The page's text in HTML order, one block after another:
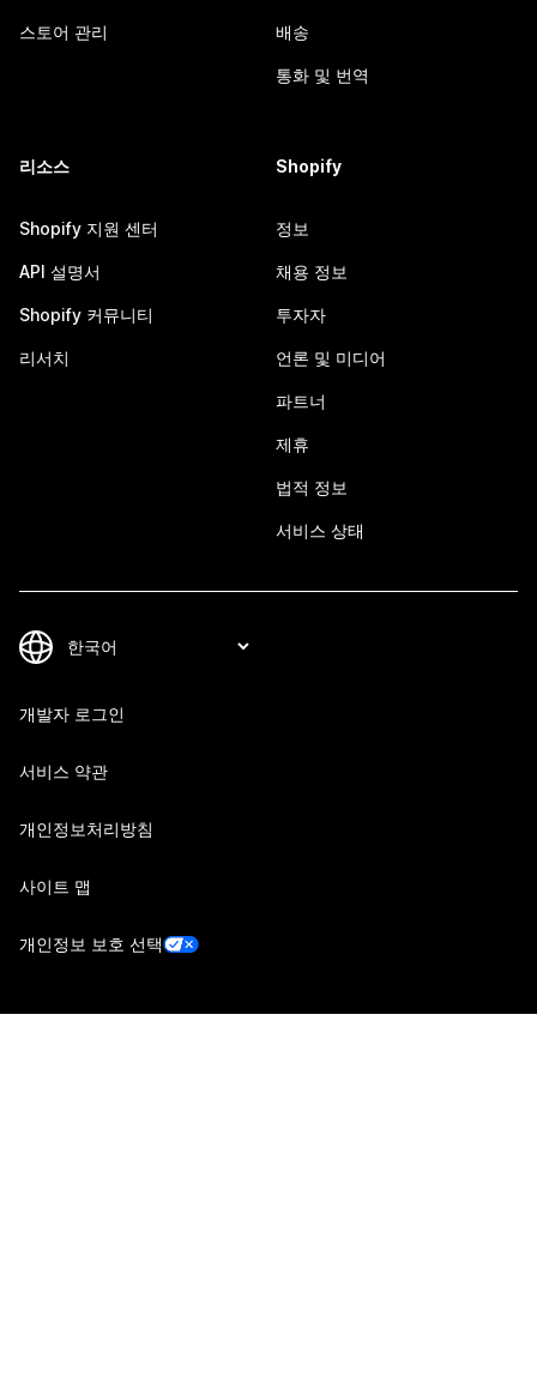
스토어 관리 배송
통화 및 번역
리소스
Shopify 지원 센터
API 설명서
Shopify 커뮤니티
리서치
Shopify
정보
채용 정보
투자자
언론 및 미디어
파트너
제휴
법적 정보
서비스 상태
개발자 로그인
서비스 약관
개인정보처리방침
사이트 맵
개인정보 보호 선택